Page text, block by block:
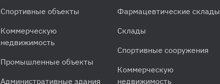
Спортивные объекты
Коммерческую
недвижимость
Промышленные объекты
Административные здания
Фармацевтические склады
Склады
Спортивные сооружения
Коммерческую
недвижимость